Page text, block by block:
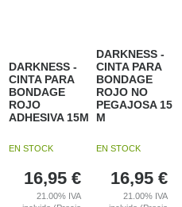
DARKNESS -
CINTA PARA
BONDAGE
ROJO
ADHESIVA 15M
EN STOCK
16,95 €
21.00% IVA
DARKNESS -
CINTA PARA
BONDAGE
ROJO NO
PEGAJOSA 15
M
EN STOCK
16,95 €
21.00% IVA